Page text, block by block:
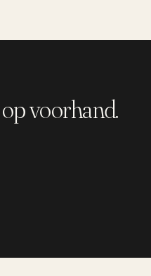
voorhand.